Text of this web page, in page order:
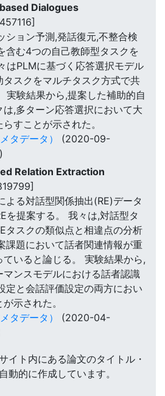
Dialogues
ション予測,発話復元,不整合検
含む4つの自己教師型タスクを
はPLMに基づく応答選択モデル
タスクをマルチタスク方式で共
実験結果から,提案した補助的自
は,多ターン応答選択において大
すことが示された。
タデータ）
(2020-09-
Relation Extraction
よる対話型関係抽出(RE)データ
を提案する。 我々は,対話型タ
タスクの類似点と相違点の分析
課題において話者関連情報が重
いると論じる。 実験結果から,
マンスモデルにおける話者認識
定と会話評価設定の両方におい
示された。
タデータ）
(2020-04-
イト内にある論文のタイトル・
動的に作成しています。